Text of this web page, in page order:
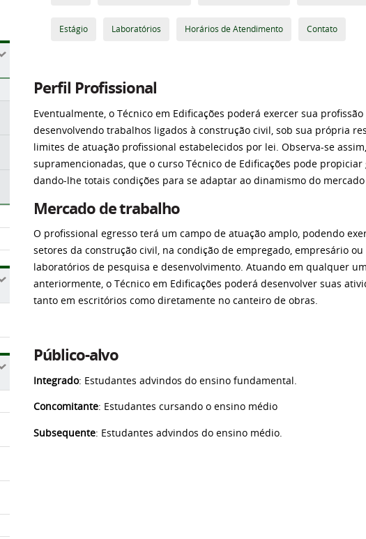
Estágio Laboratórios Horários de Atendimento Contato
Perfil Profissional
Eventualmente, o Técnico em Edificações poderá exercer sua
desenvolvendo trabalhos ligados à construção civil, sob sua própria
limites de atuação profissional estabelecidos por lei. Observa-se
supramencionadas, que o curso Técnico de Edificações pode
dando-lhe totais condições para se adaptar ao dinamismo do
Mercado de trabalho
O profissional egresso terá um campo de atuação amplo, podendo
setores da construção civil, na condição de empregado, empresário
laboratórios de pesquisa e desenvolvimento. Atuando em qualquer
anteriormente, o Técnico em Edificações poderá desenvolver suas
tanto em escritórios como diretamente no canteiro de obras.
Público-alvo
Integrado: Estudantes advindos do ensino fundamental.
Concomitante: Estudantes cursando o ensino médio
Subsequente: Estudantes advindos do ensino médio.